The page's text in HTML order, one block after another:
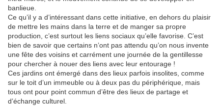
banlieue.
Ce qu’il y a d’intéressant dans cette initiative, en dehors du plaisir
de mettre les mains dans la terre et de manger sa propre
production, c’est surtout les liens sociaux qu’elle favorise. C’est
bien de savoir que certains n’ont pas attendu qu’on nous invente
une fête des voisins et carrément une journée de la gentillesse
pour chercher à nouer des liens avec leur entourage !
Ces jardins ont émergé dans des lieux parfois insolites, comme
sur le toit d’un immeuble ou à deux pas du périphérique, mais
tous ont pour point commun d’être des lieux de partage et
d’échange culturel.